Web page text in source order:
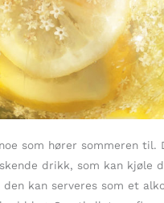
som hører sommeren til.
drikk, som kan kjøle
den kan serveres som et